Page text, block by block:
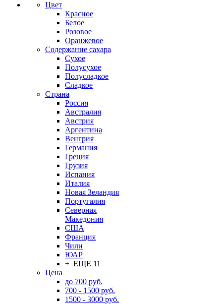
Цвет
Красное
Белое
Розовое
Оранжевое
Содержание сахара
Сухое
Полусухое
Полусладкое
Сладкое
Страна
Россия
Австралия
Австрия
Аргентина
Венгрия
Германия
Греция
Грузия
Испания
Италия
Новая Зеландия
Португалия
Северная
Македония
США
Франция
Чили
ЮАР
+ ЕЩЕ 11
Цена
до 700 руб.
700 - 1500 руб.
1500 - 3000 руб.